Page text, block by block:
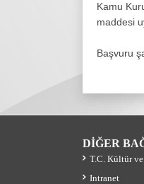
Kamu
maddesi
Başvuru
DİĞER
T.C. Kültür
Intranet